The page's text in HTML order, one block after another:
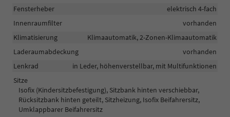
Fensterheber
elektrisch 4-fach
Innenraumfilter
vorhanden
Klimatisierung
Klimaautomatik, 2-Zonen-Klimaautomatik
Laderaumabdeckung
vorhanden
Lenkrad
in Leder, höhenverstellbar, mit Multifunktionen
Sitze
Isofix (Kindersitzbefestigung), Sitzbank hinten verschiebbar,
Rücksitzbank hinten geteilt, Sitzheizung, Isofix Beifahrersitz,
Umklappbarer Beifahrersitz